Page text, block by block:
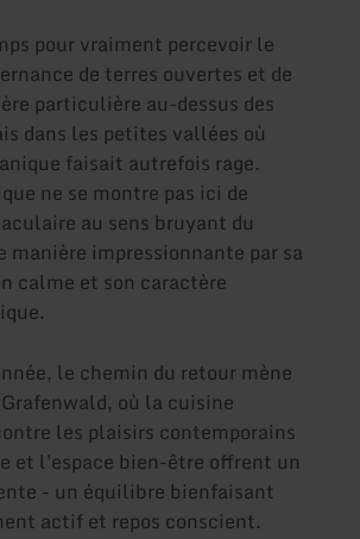
pour vraiment percevoir le
de terres ouvertes et de
particulière au-dessus des
dans les petites vallées où
faisait autrefois rage.
ne se montre pas ici de
au sens bruyant du
manière impressionnante par sa
calme et son caractère
le chemin du retour mène
où la cuisine
les plaisirs contemporains
et l'espace bien-être offrent un
- un équilibre bienfaisant
actif et repos conscient.